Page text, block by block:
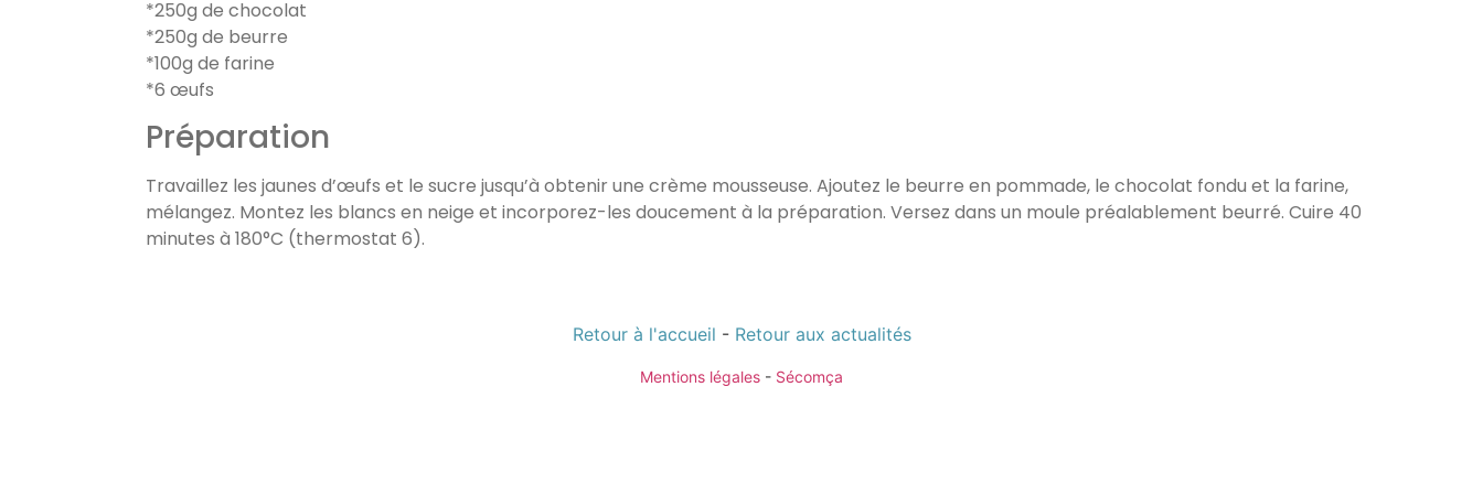
*250g de chocolat
*250g de beurre
*100g de farine
*6 œufs
Préparation
Travaillez les jaunes d’œufs et le sucre jusqu’à obtenir une crème mousseuse. Ajoutez le beurre en pommade, le chocolat fondu et la farine,
mélangez. Montez les blancs en neige et incorporez-les doucement à la préparation. Versez dans un moule préalablement beurré. Cuire 40
minutes à 180°C (thermostat 6).
Retour à l'accueil - Retour aux actualités
Mentions légales - Sécomça